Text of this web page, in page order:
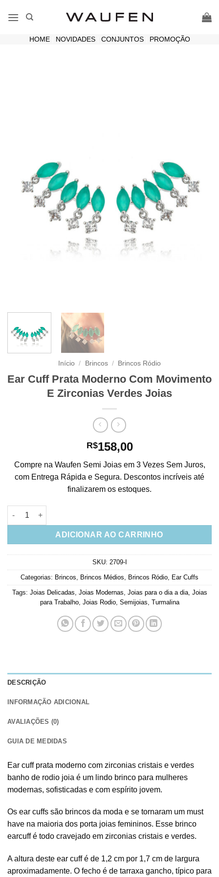
HOME| NOVIDADES| CONJUNTOS| PROMOÇÃO
Início / Brincos / Brincos Ródio
Ear Cuff Prata Moderno Com Movimento
E Zirconias Verdes Joias
R$158,00
Compre na Waufen Semi Joias em 3 Vezes Sem Juros,
com Entrega Rápida e Segura. Descontos incríveis até
finalizarem os estoques.
Ear Cuff Prata Moderno Com Movimento E Zirconias Verdes
ADICIONAR AO CARRINHO
SKU: 2709-I
Categorias: Brincos Brincos Médios Brincos Ródio Ear Cuffs
Tags: Joias Delicadas Joias Modernas Joias para o dia a dia, Joias
para Trabalho, Joias Rodio, Semijoias Turmalina
DESCRIÇÃO
INFORMAÇÃO ADICIONAL
AVALIAÇÕES (0)
GUIA DE MEDIDAS
Ear cuff prata moderno com zirconias cristais e verdes
banho de rodio joia é um lindo brinco para mulheres
modernas, sofisticadas e com espírito jovem.
Os ear cuffs são brincos da moda e se tornaram um must
have na maioria dos porta joias femininos. Esse brinco
earcuff é todo cravejado em zirconias cristais e verdes.
A altura deste ear cuff é de 1,2 cm por 1,7 cm de largura
aproximadamente. O fecho é de tarraxa gancho, típico para